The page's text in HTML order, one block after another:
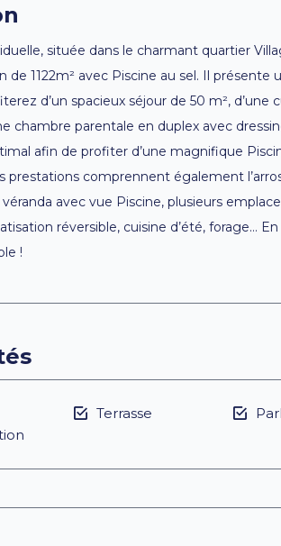
située dans le charmant quartier
de 1122m² avec Piscine au sel. Il
d’un spacieux séjour de 50 m²,
chambre parentale en duplex avec
afin de profiter d’une magnifique
prestations comprennent également
avec vue Piscine, plusieurs
réversible, cuisine d’été, forage…
!
Terrasse